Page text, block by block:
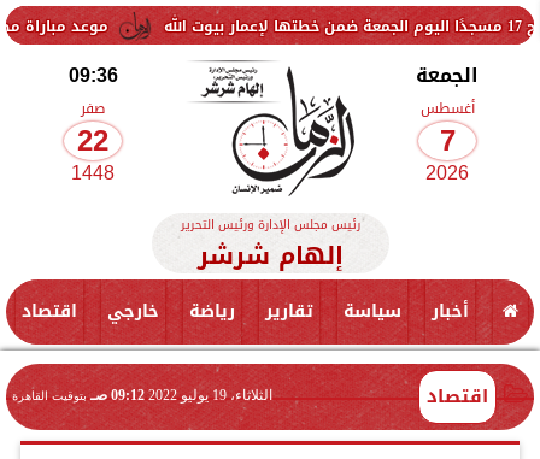
موعد مباراة مصر وإسبانيا في
الجمعة
أغسطس
7
2026
09:36
صفر
22
1448
رئيس مجلس الإدارة ورئيس التحرير
إلهام شرشر
أخبار سياسة تقارير رياضة خارجي اقتصاد
اقتصاد الثلاثاء، 19 يوليو 2022 09:12 صـ بتوقيت القاهرة